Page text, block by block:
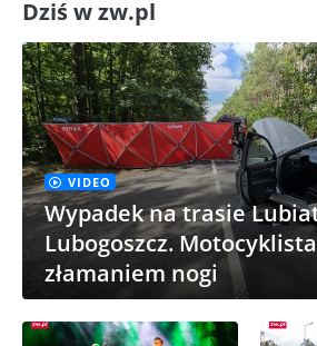
Dziś w zw.pl
VIDEO
Wypadek na trasie
Lubogoszcz.
złamaniem nogi